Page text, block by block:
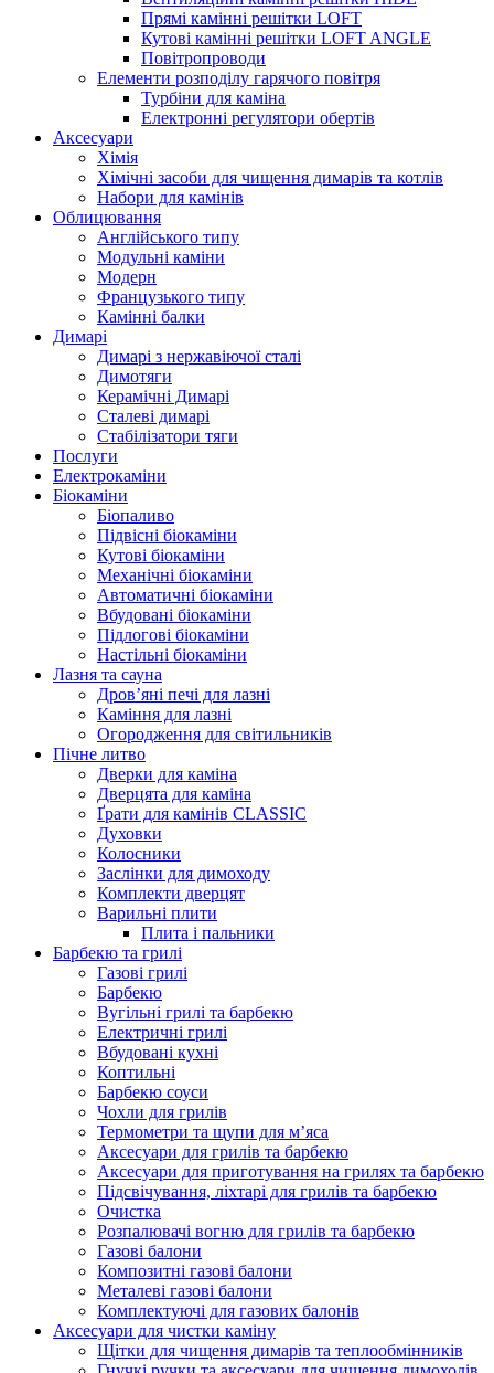
Прямі камінні решітки LOFT
Кутові камінні решітки LOFT ANGLE
Повітропроводи
Елементи розподілу гарячого повітря
Турбіни для каміна
Електронні регулятори обертів
Аксесуари
Хімія
Хімічні засоби для чищення димарів та котлів
Набори для камінів
Облицювання
Англійського типу
Модульні каміни
Модерн
Французького типу
Камінні балки
Димарі
Димарі з нержавіючої сталі
Димотяги
Керамічні Димарі
Сталеві димарі
Стабілізатори тяги
Послуги
Електрокаміни
Біокаміни
Біопаливо
Підвісні біокаміни
Кутові біокаміни
Механічні біокаміни
Автоматичні біокаміни
Вбудовані біокаміни
Підлогові біокаміни
Настільні біокаміни
Лазня та сауна
Дров’яні печі для лазні
Каміння для лазні
Огородження для світильників
Пічне литво
Дверки для каміна
Дверцята для каміна
Ґрати для камінів CLASSIC
Духовки
Колосники
Заслінки для димоходу
Комплекти дверцят
Варильні плити
Плита і пальники
Барбекю та грилі
Газові грилі
Барбекю
Вугільні грилі та барбекю
Електричні грилі
Вбудовані кухні
Коптильні
Барбекю соуси
Чохли для грилів
Термометри та щупи для м’яса
Аксесуари для грилів та барбекю
Аксесуари для приготування на грилях та барбекю
Підсвічування, ліхтарі для грилів та барбекю
Очистка
Розпалювачі вогню для грилів та барбекю
Газові балони
Композитні газові балони
Металеві газові балони
Комплектуючі для газових балонів
Аксесуари для чистки каміну
Щітки для чищення димарів та теплообмінників